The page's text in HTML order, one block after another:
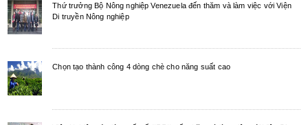
Thứ trưởng Bộ Nông nghiệp Venezuela đến thăm và làm việc với Viện
Di truyền Nông nghiệp
Chọn tạo thành công 4 dòng chè cho năng suất cao